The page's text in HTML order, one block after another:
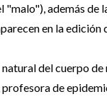
"malo"), además
en la
del cuerpo
profesora de